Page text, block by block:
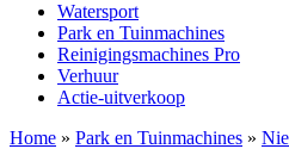
Watersport
Park en Tuinmachines
Reinigingsmachines Pro
Verhuur
Actie-uitverkoop
Home » Park en Tuinmachines »